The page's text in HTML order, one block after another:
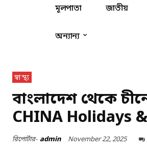
মূলপাতা জাতীয়
অন্যান্য
স্বাস্থ্য
বাংলাদেশ থেকে
CHINA Holidays
রিপোর্টার- admin November 22, 2025